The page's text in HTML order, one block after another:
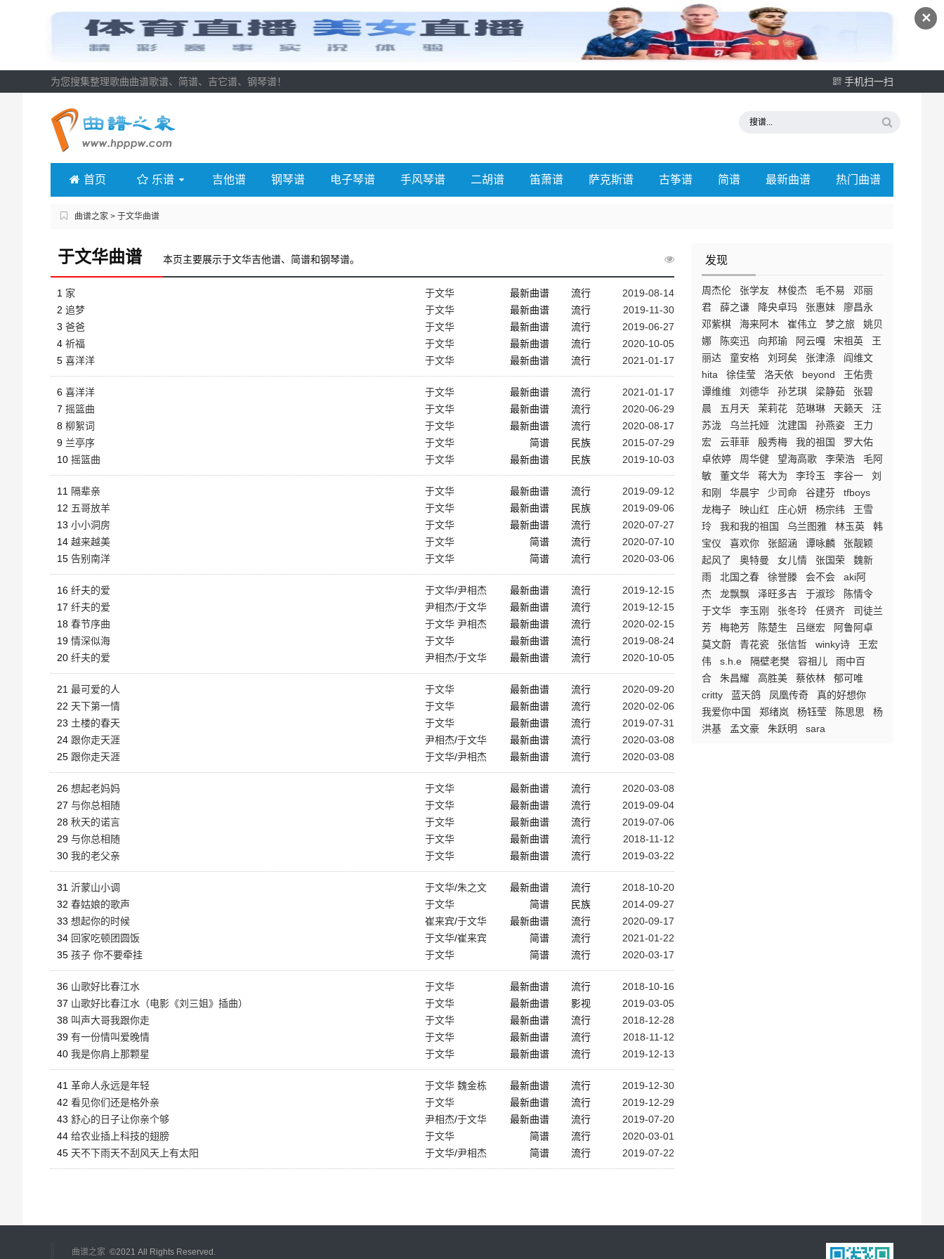
✕
为您搜集整理歌曲曲谱歌谱、简谱、吉它谱、钢琴谱！ 手机扫一扫
首页 乐谱 吉他谱 钢琴谱 电子琴谱 手风琴谱 二胡谱 笛萧谱 萨克斯谱 古筝谱 简谱 最新曲谱 热门曲谱
曲谱之家 > 于文华曲谱
发现
周杰伦 张学友 林俊杰 毛不易
邓丽
君
薛之谦 降央卓玛 张惠妹
廖昌永
邓紫棋
海来阿木 崔伟立 梦之旅
姚贝
娜
陈奕迅 向邦瑜 阿云嘎 宋祖英
王
丽达
童安格 刘珂矣 张津涤
阎维文
hita
徐佳莹 洛天依 beyond
王佑贵
谭维维
刘德华 孙艺琪 梁静茹
张碧
晨
五月天 茉莉花 范琳琳 天籁天
汪
苏泷
乌兰托娅 沈建国 孙燕姿
王力
宏
云菲菲 殷秀梅 我的祖国
罗大佑
卓依婷
周华健 望海高歌 李荣浩
毛阿
敏
董文华 蒋大为 李玲玉 李谷一
刘
和刚
华晨宇 少司命 谷建芬
tfboys
龙梅子
映山红 庄心妍 杨宗纬
王雪
玲
我和我的祖国 乌兰图雅 林玉英
韩
宝仪
喜欢你 张韶涵 谭咏麟
张靓颖
起风了
奥特曼 女儿情 张国荣
魏新
雨
北国之春 徐誉滕 会不会
aki阿
杰
龙飘飘 泽旺多吉 于淑珍
陈情令
于文华
李玉刚 张冬玲 任贤齐
司徒兰
芳
梅艳芳 陈楚生 吕继宏
阿鲁阿卓
莫文蔚
青花瓷 张信哲 winky诗
王宏
伟
s.h.e 隔壁老樊 容祖儿
雨中百
合
朱昌耀 高胜美 蔡依林
郁可唯
critty
蓝天鸽 凤凰传奇
真的好想你
我爱你中国
郑绪岚 杨钰莹 陈思思
杨
洪基
孟文豪 朱跃明 sara
于文华曲谱 本页主要展示于文华吉他谱、简谱和钢琴谱。
1 家 于文华 最新曲谱 流行
2019-08-14
2 追梦 于文华 最新曲谱 流行
2019-11-30
3 爸爸 于文华 最新曲谱 流行
2019-06-27
4 祈福 于文华 最新曲谱 流行
2020-10-05
5 喜洋洋 于文华 最新曲谱 流行 2021-01-17
6 喜洋洋 于文华 最新曲谱 流行
2021-01-17
7 摇篮曲 于文华 最新曲谱 流行
2020-06-29
8 柳絮词 于文华 最新曲谱 流行
2020-08-17
9 兰亭序 于文华 简谱 民族
2015-07-29
10 摇篮曲 于文华 最新曲谱 民族 2019-10-03
11 隔辈亲 于文华 最新曲谱 流行
2019-09-12
12 五哥放羊 于文华 最新曲谱 民族
2019-09-06
13 小小洞房 于文华 最新曲谱 流行
2020-07-27
14 越来越美 于文华 简谱 流行
2020-07-10
15 告别南洋 于文华 简谱 流行 2020-03-06
16 纤夫的爱 于文华/尹相杰 最新曲谱 流行
2019-12-15
17 纤夫的爱 尹相杰/于文华 最新曲谱 流行
2019-12-15
18 春节序曲 于文华 尹相杰 最新曲谱 流行
2020-02-15
19 情深似海 于文华 最新曲谱 流行
2019-08-24
20 纤夫的爱 尹相杰/于文华 最新曲谱 流行 2020-10-05
21 最可爱的人 于文华 最新曲谱 流行
2020-09-20
22 天下第一情 于文华 最新曲谱 流行
2020-02-06
23 土楼的春天 于文华 最新曲谱 流行
2019-07-31
24 跟你走天涯 尹相杰/于文华 最新曲谱 流行
2020-03-08
25 跟你走天涯 于文华/尹相杰 最新曲谱 流行 2020-03-08
26 想起老妈妈 于文华 最新曲谱 流行
2020-03-08
27 与你总相随 于文华 最新曲谱 流行
2019-09-04
28 秋天的诺言 于文华 最新曲谱 流行
2019-07-06
29 与你总相随 于文华 最新曲谱 流行
2018-11-12
30 我的老父亲 于文华 最新曲谱 流行 2019-03-22
31 沂蒙山小调 于文华/朱之文 最新曲谱 流行
2018-10-20
32 春姑娘的歌声 于文华 简谱 民族
2014-09-27
33 想起你的时候 崔来宾/于文华 最新曲谱 流行
2020-09-17
34 回家吃顿团圆饭 于文华/崔来宾 简谱 流行
2021-01-22
35 孩子 你不要牵挂 于文华 简谱 流行 2020-03-17
36 山歌好比春江水 于文华 最新曲谱 流行
2018-10-16
37 山歌好比春江水（电影《刘三姐》插曲） 于文华 最新曲谱 影视
2019-03-05
38 叫声大哥我跟你走 于文华 最新曲谱 流行
2018-12-28
39 有一份情叫爱晚情 于文华 最新曲谱 流行
2018-11-12
40 我是你肩上那颗星 于文华 最新曲谱 流行 2019-12-13
41 革命人永远是年轻 于文华 魏金栋 最新曲谱 流行
2019-12-30
42 看见你们还是格外亲 于文华 最新曲谱 流行
2019-12-29
43 舒心的日子让你亲个够 尹相杰/于文华 最新曲谱 流行
2019-07-20
44 给农业插上科技的翅膀 于文华 简谱 流行
2020-03-01
45 天不下雨天不刮风天上有太阳 于文华/尹相杰 简谱 流行 2019-07-22
曲谱之家 ©2021 All Rights Reserved.